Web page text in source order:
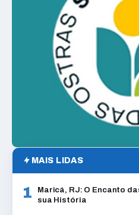
MAIS LIDAS
1
Maricá, RJ: O Encanto
sua História